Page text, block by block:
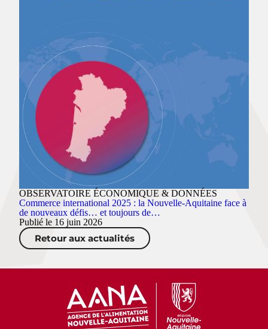
OBSERVATOIRE ÉCONOMIQUE & DONNÉES
Commerce international 2025 : la Nouvelle-Aquitaine face à
de nouveaux défis… et toujours de…
Publié le 16 juin 2026
Retour aux actualités